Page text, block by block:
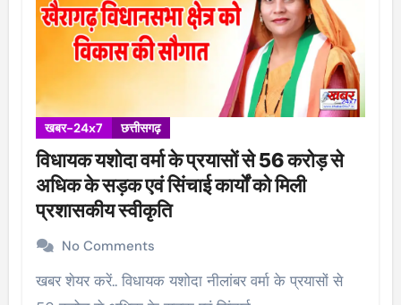
खबर-24x7 छत्तीसगढ़
विधायक यशोदा वर्मा के प्रयासों से 56 करोड़ से
अधिक के सड़क एवं सिंचाई कार्यों को मिली
प्रशासकीय स्वीकृति
No Comments
खबर शेयर करें.. विधायक यशोदा नीलांबर वर्मा के प्रयासों से